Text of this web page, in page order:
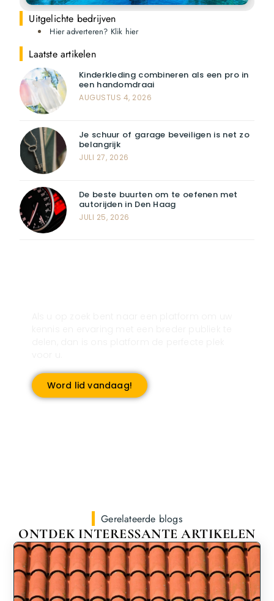
Uitgelichte bedrijven
Hier adverteren? Klik hier
Laatste artikelen
Kinderkleding combineren als een pro in
een handomdraai
AUGUSTUS 4, 2026
Je schuur of garage beveiligen is net zo
belangrijk
JULI 27, 2026
De beste buurten om te oefenen met
autorijden in Den Haag
JULI 25, 2026
Word lid vandaag!
Gerelateerde blogs
ONTDEK INTERESSANTE ARTIKELEN